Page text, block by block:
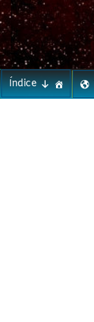
Pensar e
Skip
to
Índice